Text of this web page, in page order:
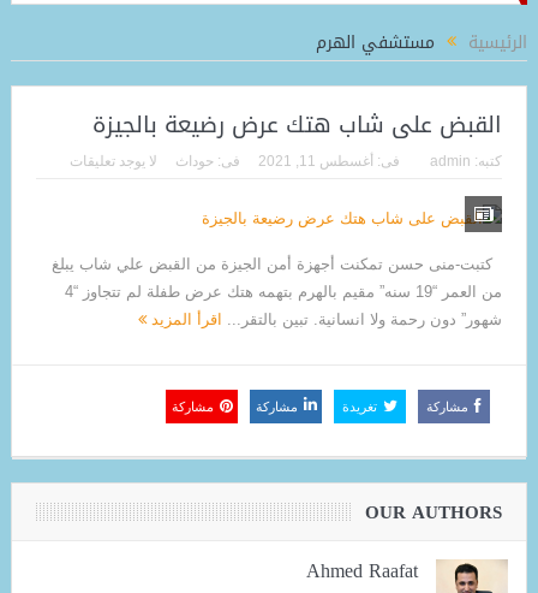
الرئيسية مستشفي الهرم
القبض على شاب هتك عرض رضيعة بالجيزة
كتبه: admin فى: أغسطس 11, 2021 فى: حوداث لا يوجد تعليقات
كتبت-منى حسن تمكنت أجهزة أمن الجيزة من القبض علي شاب يبلغ
من العمر “19 سنه” مقيم بالهرم بتهمه هتك عرض طفلة لم تتجاوز “4
شهور” دون رحمة ولا انسانية. تبين بالتقر...
اقرأ المزيد
مشاركة تغريدة مشاركة مشاركة
OUR AUTHORS
Ahmed Raafat